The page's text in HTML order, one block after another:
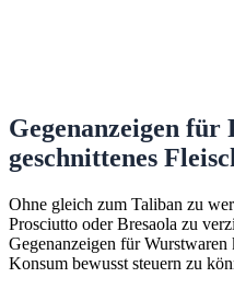
Gegenanzeigen für
geschnittenes
Ohne gleich zum Taliban zu
Prosciutto oder Bresaola zu
Gegenanzeigen für
Konsum bewusst steuern zu